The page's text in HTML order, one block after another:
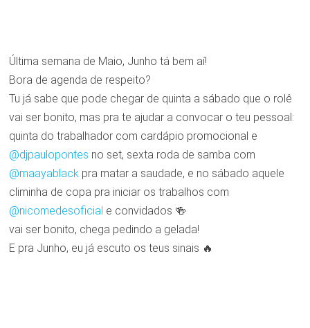
Última semana de Maio, Junho tá bem aí!
Bora de agenda de respeito?
Tu já sabe que pode chegar de quinta a sábado que o rolê
vai ser bonito, mas pra te ajudar a convocar o teu pessoal:
quinta do trabalhador com cardápio promocional e
@djpaulopontes no set, sexta roda de samba com
@maayablackpra matar a saudade, e no sábado aquele
climinha de copa pra iniciar os trabalhos com
@nicomedesoficial e convidados 🍻
vai ser bonito, chega pedindo a gelada!
E pra Junho, eu já escuto os teus sinais 🔥